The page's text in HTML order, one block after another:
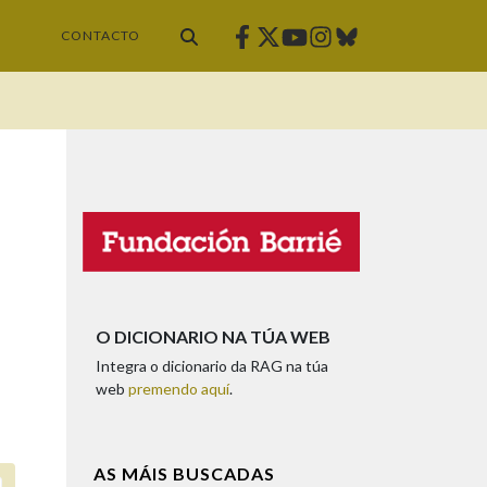
CONTACTO Facebook
Twitter
Youtube
Instagram
Bluesky
O DICIONARIO NA TÚA WEB
Integra o dicionario da RAG na túa
web premendo aquí.
AS MÁIS BUSCADAS